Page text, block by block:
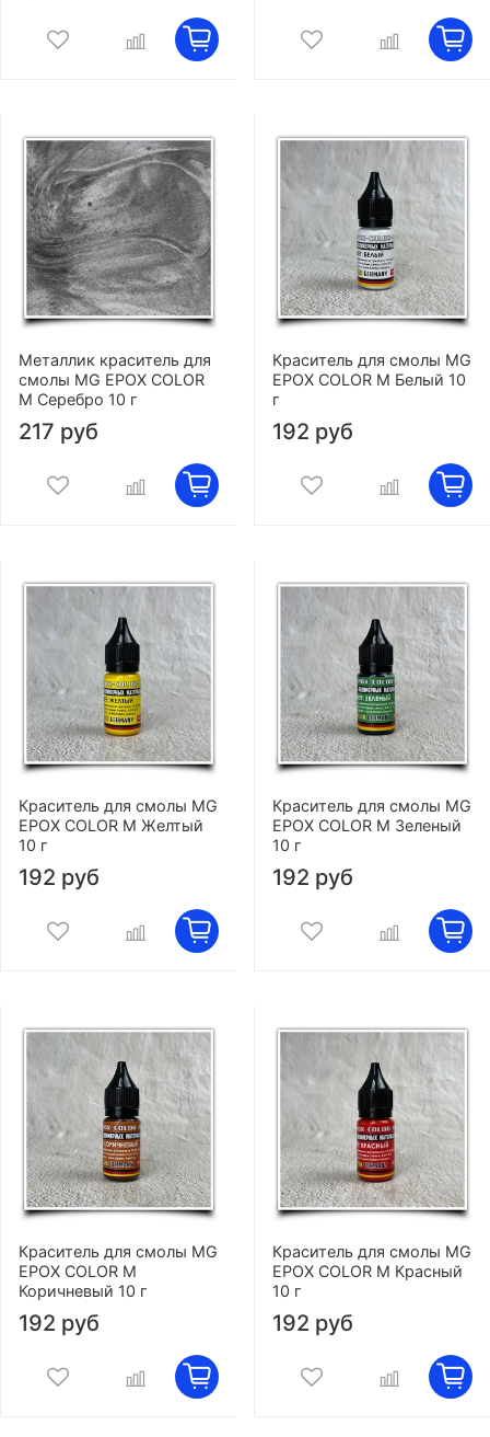
Металлик краситель для
смолы MG EPOX COLOR
M Серебро 10 г
217 руб
Краситель для смолы MG
EPOX COLOR M Белый 10
г
192 руб
Краситель для смолы MG
EPOX COLOR M Желтый
10 г
192 руб
Краситель для смолы MG
EPOX COLOR M Зеленый
10 г
192 руб
Краситель для смолы MG
EPOX COLOR M
Коричневый 10 г
192 руб
Краситель для смолы MG
EPOX COLOR M Красный
10 г
192 руб